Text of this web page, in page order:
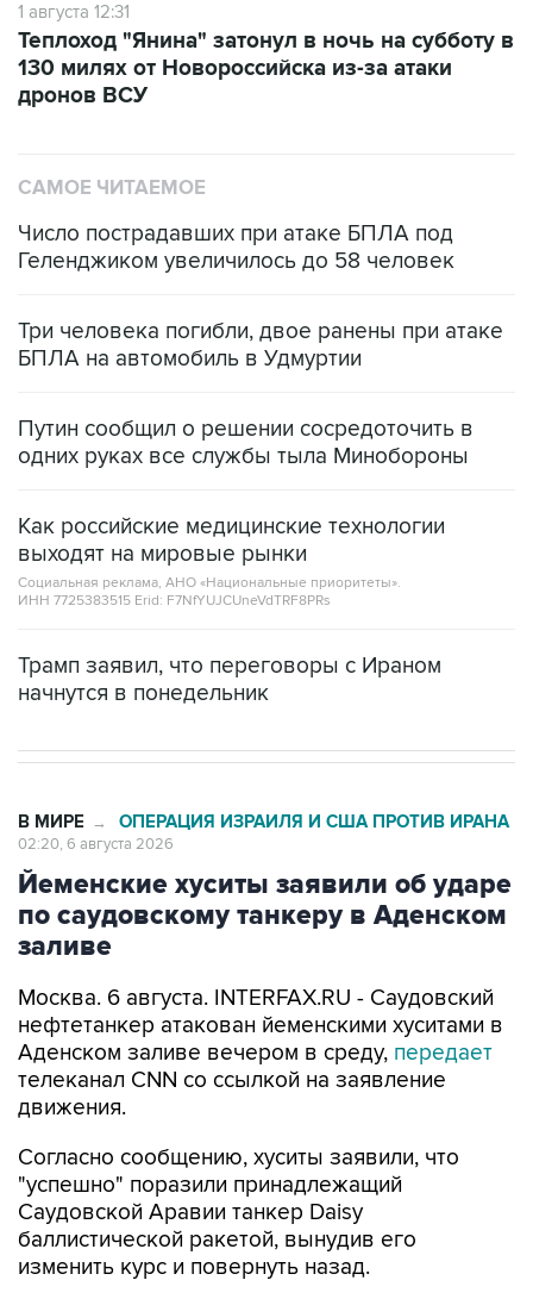
1 августа 12:31
Теплоход "Янина" затонул в ночь на субботу в
130 милях от Новороссийска из-за атаки
дронов ВСУ
САМОЕ ЧИТАЕМОЕ
Число пострадавших при атаке БПЛА под
Геленджиком увеличилось до 58 человек
Три человека погибли, двое ранены при атаке
БПЛА на автомобиль в Удмуртии
Путин сообщил о решении сосредоточить в
одних руках все службы тыла Минобороны
Как российские медицинские технологии
выходят на мировые рынки
Социальная реклама, АНО «Национальные приоритеты».
ИНН 7725383515 Erid: F7NfYUJCUneVdTRF8PRs
Трамп заявил, что переговоры с Ираном
начнутся в понедельник
В МИРЕ → ОПЕРАЦИЯ ИЗРАИЛЯ И США ПРОТИВ ИРАНА
02:20, 6 августа 2026
Йеменские хуситы заявили об ударе
по саудовскому танкеру в Аденском
заливе
Москва. 6 августа. INTERFAX.RU - Саудовский
нефтетанкер атакован йеменскими хуситами в
Аденском заливе вечером в среду, передает
телеканал CNN со ссылкой на заявление
движения.
Согласно сообщению, хуситы заявили, что
"успешно" поразили принадлежащий
Саудовской Аравии танкер Daisy
баллистической ракетой, вынудив его
изменить курс и повернуть назад.